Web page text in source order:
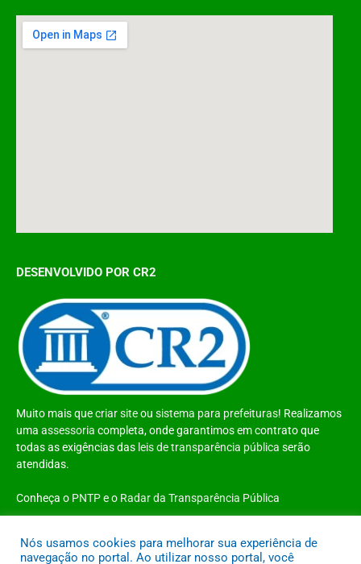
DESENVOLVIDO POR CR2
Muito mais quecriar siteou sistema para prefeituras! Realizamos
uma assessoria completa, onde garantimos em contrato que
todas as exigências das leis de transparência pública serão
atendidas.
Conheça o PNTPe o Radar da Transparência Pública
Nós usamos cookies para melhorar sua experiência de
navegação no portal. Ao utilizar nosso portal, você